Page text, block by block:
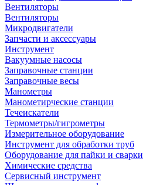
Вентиляторы
Вентиляторы
Микродвигатели
Запчасти и аксессуары
Инструмент
Вакуумные насосы
Заправочные станции
Заправочные весы
Манометры
Манометирческие станции
Течеискатели
Термометры/гигрометры
Измерительное оборудование
Инструмент для обработки труб
Оборудование для пайки и сварки
Химические средства
Сервисный инструмент